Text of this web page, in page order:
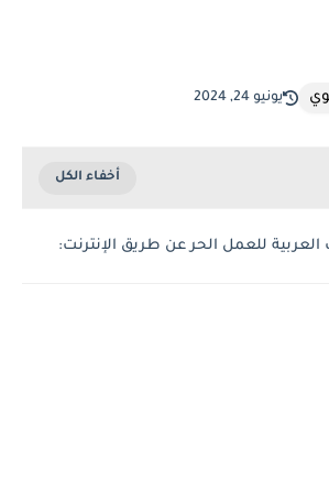
يونيو 24, 2024
للعمل الحر عن طريق الإنترنت: